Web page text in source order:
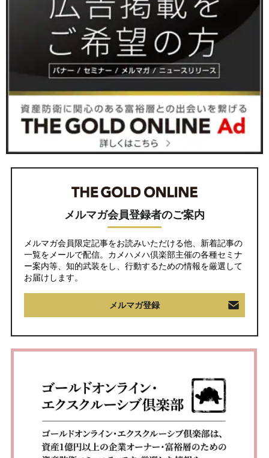
メルマガ会員登録者のご案内
メルマガ会員限定記事をお読みいただける他、新着記事の
一覧をメールで配信。カメハメハ倶楽部主催の各種セミナ
ー案内等、知的武装をし、行動するための情報を厳選して
お届けします。
メルマガ登録